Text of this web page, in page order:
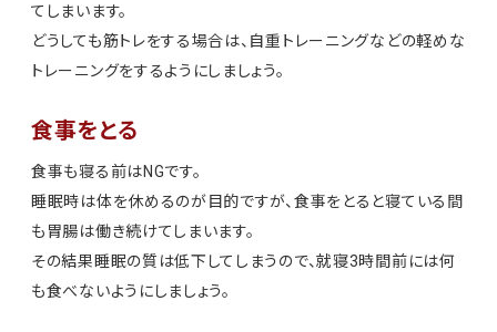
てしまいます。
どうしても筋トレをする場合は、自重トレーニングなどの軽めな
トレーニングをするようにしましょう。
食事をとる
食事も寝る前はNGです。
睡眠時は体を休めるのが目的ですが、食事をとると寝ている間
も胃腸は働き続けてしまいます。
その結果睡眠の質は低下してしまうので、就寝3時間前には何
も食べないようにしましょう。